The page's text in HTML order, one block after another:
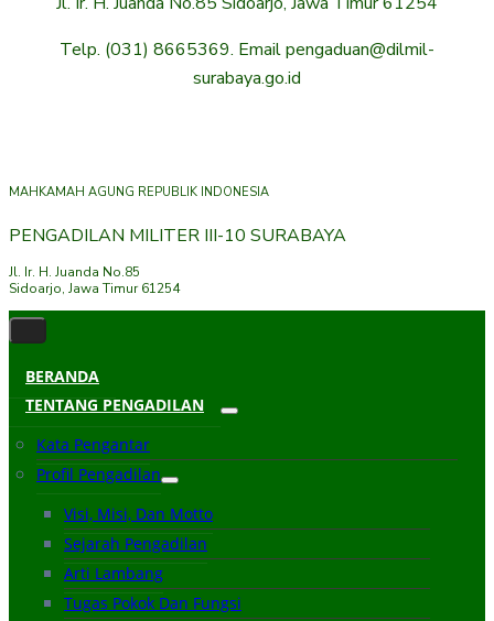
Telp. (031) 8665369. Email pengaduan@dilmil-
surabaya.go.id
MAHKAMAH AGUNG REPUBLIK INDONESIA
PENGADILAN MILITER III-10 SURABAYA
Jl. Ir. H. Juanda No.85
Sidoarjo, Jawa Timur 61254
BERANDA
TENTANG PENGADILAN
Kata Pengantar
Profil Pengadilan
Visi, Misi, Dan Motto
Sejarah Pengadilan
Arti Lambang
Tugas Pokok Dan Fungsi